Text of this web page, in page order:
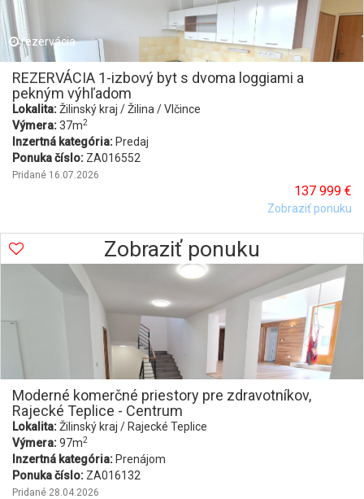
rezervácia
REZERVÁCIA 1-izbový byt s dvoma loggiami a
pekným výhľadom
Lokalita:Žilinský kraj / Žilina / Vlčince
Výmera:37m2
Inzertná kategória: Predaj
Ponuka číslo: ZA016552
Pridané 16.07.2026
137 999 €
Zobraziť ponuku
Zobraziť ponuku
Moderné komerčné priestory pre zdravotníkov,
Rajecké Teplice - Centrum
Lokalita:Žilinský kraj / Rajecké Teplice
Výmera:97m2
Inzertná kategória: Prenájom
Ponuka číslo: ZA016132
Pridané 28.04.2026